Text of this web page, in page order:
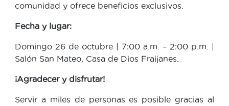
comunidad y ofrece beneficios exclusivos.
Fecha y lugar:
Domingo 26 de octubre | 7:00 a.m. – 2:00 p.m. |
Salón San Mateo, Casa de Dios Fraijanes.
¡Agradecer y disfrutar!
Servir a miles de personas es posible gracias al